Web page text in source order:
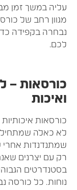
במשך זמן מבלי
רחב של
בקפידה כדי
– לא
איכותיות
כאלה שמתחילות
אחרי
עם יצרנים
הגבוהים
כל כורסה